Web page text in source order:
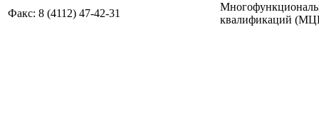
Факс: 8 (4112) 47-42-31
квалификаций